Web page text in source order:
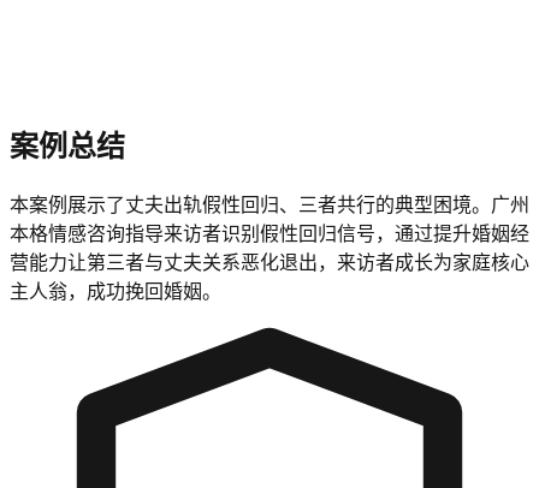
案例总结
本案例展示了丈夫出轨假性回归、三者共行的典型困境。广州
本格情感咨询指导来访者识别假性回归信号，通过提升婚姻经
营能力让第三者与丈夫关系恶化退出，来访者成长为家庭核心
主人翁，成功挽回婚姻。